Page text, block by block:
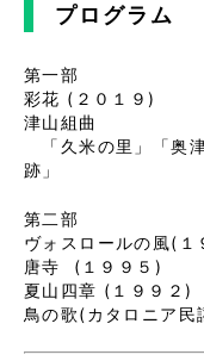
プログラム
第一部
彩花 (２０１９)
津山組曲
「久米の里」「奥
跡」
第二部
ヴォスロールの風(１
唐寺 (１９９５)
夏山四章 (１９９２)
鳥の歌(カタロニア民